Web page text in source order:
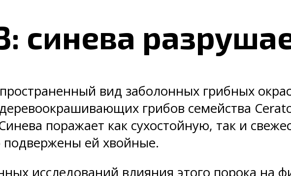
вид заболонных грибных
грибов семейства
поражает как сухостойную, так и
подвержены ей хвойные.
исследований влияния этого порока на